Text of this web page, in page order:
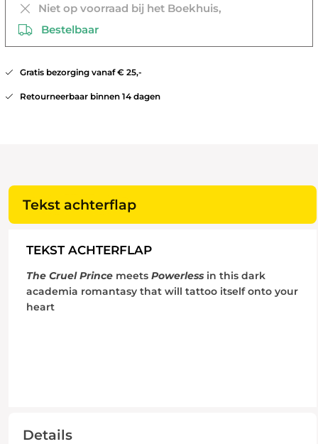
Niet op voorraad bij het Boekhuis,
Bestelbaar
Gratis bezorging vanaf € 25,-
Retourneerbaar binnen 14 dagen
Tekst achterflap
TEKST ACHTERFLAP
The Cruel Princemeets Powerlessin this dark
academia romantasy that will tattoo itself onto your
heart
Details